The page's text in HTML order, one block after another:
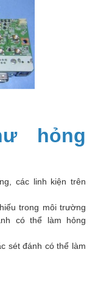
hỏng
các linh kiện trên
trong môi trường
có thể làm hỏng
sét đánh có thể làm